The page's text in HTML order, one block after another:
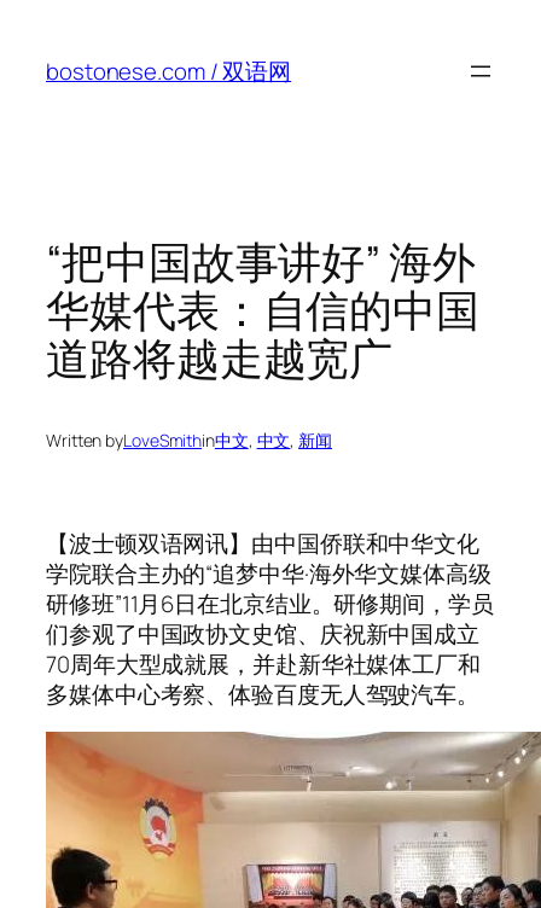
content
bostonese.com / 双语网
“把中国故事讲好” 海外
华媒代表：自信的中国
道路将越走越宽广
Written byLoveSmithin中文, 中文, 新闻
【波士顿双语网讯】由中国侨联和中华文化
学院联合主办的“追梦中华·海外华文媒体高级
研修班”11月6日在北京结业。研修期间，学员
们参观了中国政协文史馆、庆祝新中国成立
70周年大型成就展，并赴新华社媒体工厂和
多媒体中心考察、体验百度无人驾驶汽车。